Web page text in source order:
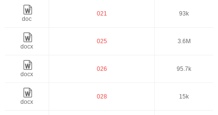
doc
021 93k
docx
025 3.6M
docx
026 95.7k
docx
028 15k